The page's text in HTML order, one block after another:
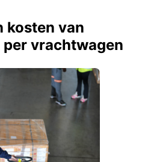
kosten van
vrachtwagen